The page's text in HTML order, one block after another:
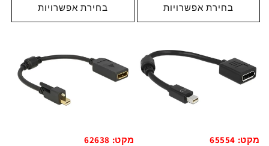
בחירת אפשרויות בחירת אפשרויות
מקט: 65554 מקט: 62638